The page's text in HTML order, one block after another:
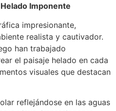
Imponente
impresionante,
realista y cautivador.
han trabajado
el paisaje helado en cada
visuales que destacan
reflejándose en las aguas